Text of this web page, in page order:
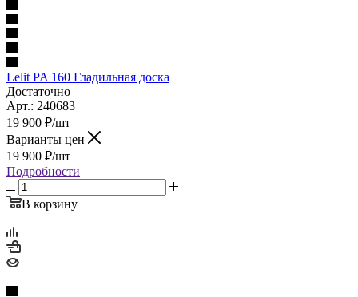
Lelit PA 160 Гладильная доска
Достаточно
Арт.: 240683
19 900 ₽/шт
Варианты цен
19 900 ₽/шт
Подробности
В корзину